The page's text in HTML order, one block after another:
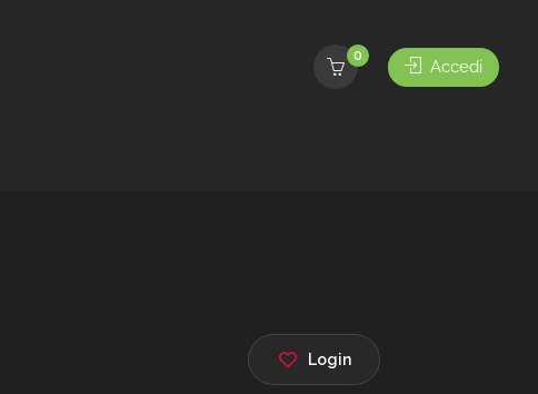
0
Accedi
Login